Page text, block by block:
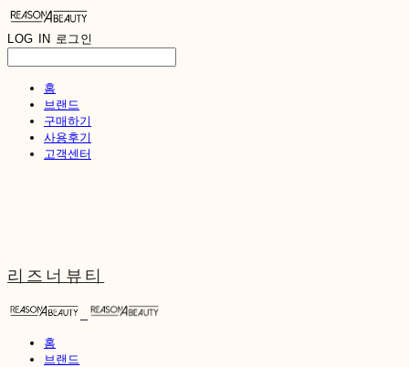
LOG IN 로그인
홈
브랜드
구매하기
사용후기
고객센터
리즈너뷰티
홈
브랜드